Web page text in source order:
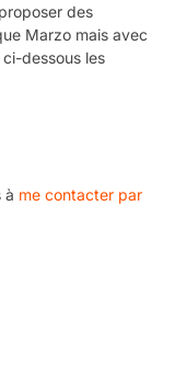
des
Marzo mais avec
dessous les
à me contacter par